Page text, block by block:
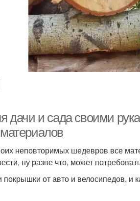
дачи и сада своими
неповторимых шедевров все
ну разве что, может
покрышки от авто и велосипедов,